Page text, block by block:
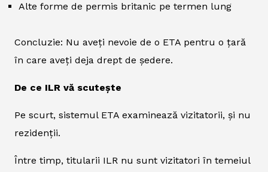
Alte forme de permis britanic pe termen lung
Concluzie: Nu aveți nevoie de o ETA pentru o țară
în care aveți deja drept de ședere.
De ce ILR vă scutește
Pe scurt, sistemul ETA examinează vizitatorii, și nu
rezidenții.
Între timp, titularii ILR nu sunt vizitatori în temeiul